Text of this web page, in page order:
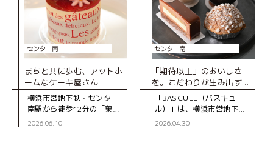
センター南
まちと共に歩む、アットホ
ームなケーキ屋さん
横浜市営地下鉄・センター
南駅から徒歩12分の「菓子
工房スグーリ」は、パティ
2026.06.10
センター南
「期待以上」のおいしさ
を。こだわりが生み出す、
とびきりのスイーツ
「BASCULE（バスキュー
ル）」は、横浜市営地下
鉄・センター南駅から徒歩3
2026.04.30